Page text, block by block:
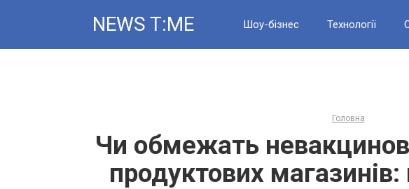
NEWS T:ME Шоу-бізнес Технології
Головна
Чи обмежать
продуктових